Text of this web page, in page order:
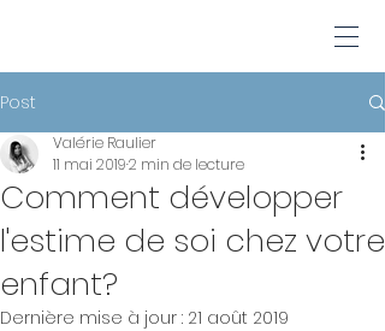
Post
Comment développer
l'estime de soi chez votre
enfant?
Valérie Raulier
11 mai 20192 min de lecture
Dernière mise à jour : 21 août 2019